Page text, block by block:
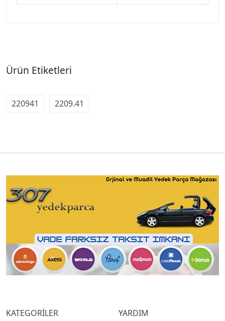
Ürün Etiketleri
220941 2209.41
KATEGORİLER YARDIM